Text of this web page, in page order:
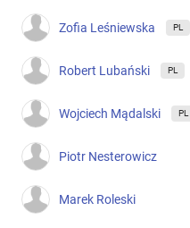
Zofia Leśniewska PL
Robert Lubański PL
Wojciech Mądalski PL
Piotr Nesterowicz
Marek Roleski